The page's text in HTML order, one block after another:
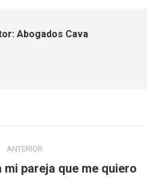
Abogados Cava
ANTERIOR
mi pareja que me quiero